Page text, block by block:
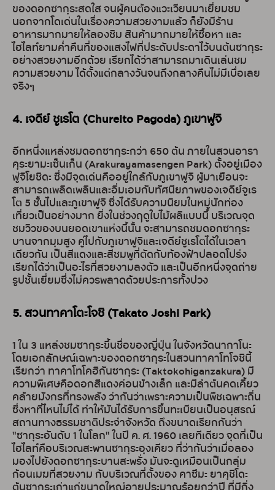
ของดอกซากุระสดใส จนผู้คนต้องแวะเวียนมาเยี่ยมชม
นอกจากโดเด่นในเรื่องความสวยงามแล้ว ก็ยังมีร้าน
อาหารมากมายให้ลองชิม สินค้ามากมายให้ซื้อหา และ
ไฮไลท์ยามค่ำคืนที่ของแสงไฟที่ประดับประดาไว้บนต้นซากุระ
อย่างสวยงามอีกด้วย เรียกได้ว่าสามารถมาเดินเล่นชม
ความสวยงาม ได้ตั้งแต่กลางวันจนถึงกลางคืนไม่มีเบื่อเลย
จริงๆ
4. เจดีย์ ชูเรโต (Chureito Pagoda) ภูเขาฟูจิ
อีกหนึ่งแหล่งชมดอกซากุระกว่า 650 ต้น ภายในสวนอารา
คุระยามะเซ็นเก็น (Arakurayamasengen Park) ตั้งอยู่เมือง
ฟูจิโยชิดะ ซึ่งมีจุดเด่นคืออยู่ใกล้กับภูเขาฟูจิ ผู้มาเยือนจะ
สามารถเพลิดเพลินและอิ่มเอมกับทัศนียภาพของเจดีย์จูเร
โต 5 ชั้นไปและภูเขาฟูจิ ซึ่งได้รับความนิยมในหมู่นักท่อง
เที่ยวเป็นอย่างมาก ยิ่งในช่วงฤดูใบไม้ผลิแบบนี้ บริเวณจุด
ชมวิวของบนยอดเขาแห่งนี้นั้น จะสามารถชมดอกซากุระ
บานจากมุมสูง คู่ไปกับภูเขาฟูจิและเจดีย์ชูเรโตได้ในเวลา
เดียวกัน เป็นสีแดงและสีชมพูที่ตัดกับท้องฟ้าปลอดโปร่ง
เรียกได้ว่าเป็นอะไรที่สวยงามลงตัว และเป็นอีกหนึ่งจุดถ่าย
รูปชั้นเยี่ยมซึ่งไม่ควรพลาดด้วยประการทั้งปวง
5. สวนทาคาโตะโจชิ (Takato Joshi Park)
1 ใน 3 แหล่งชมซากุระขึ้นชื่อของญี่ปุ่น ในจังหวัดนากาโนะ
โดยเอกลักษณ์เฉพาะของดอกซากุระในสวนทาคาโทโจชินี้
เรียกว่า ทาคาโทโคฮิกันซากุระ (Taktokohiganzakura) มี
ความพิเศษคือดอกสีแดงค่อนข้างเล็ก และมีลำต้นคดเคี้ยว
คล้ายมังกรที่ทรงพลัง ว่ากันว่าเพราะความเป็นพืชเฉพาะถิ่น
ซึ่งหาที่ไหนไม่ได้ ทำให้มันได้รับการขึ้นทะเบียนเป็นอนุสรณ์
สถานทางธรรมชาติประจำจังหวัด ถึงขนาดเรียกกันว่า
"ซากุระอันดับ 1 ในโลก" ในปี ค. ศ. 1960 เลยทีเดียว จุดที่เป็น
ไฮไลท์คือบริเวณสะพานซากุระอุงเคียว ที่ว่ากันว่าเมื่อลอง
มองไปยังดอกซากุระบานสะพรั่ง มันจะดูเหมือนเป็นกลุ่ม
ก้อนเมฆที่สวยงาม กับบริเวณที่ตั้งของ คาซึมะ ยาคุชิโดะ